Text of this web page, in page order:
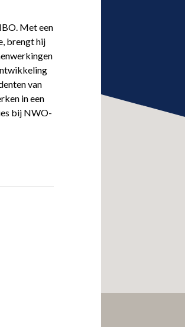
Met een
brengt hij
van
in een
bij NWO-